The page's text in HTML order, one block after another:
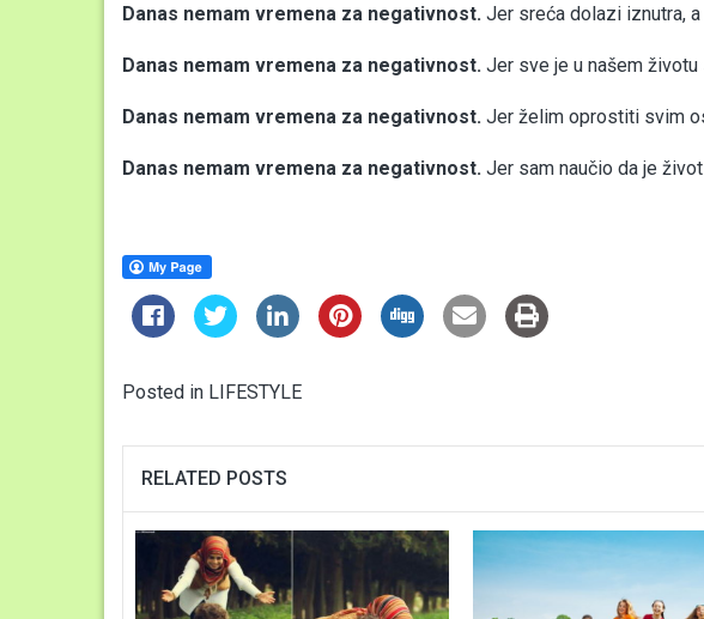
Danas nemam vremena za negativnost. Jer sreća dolazi iznutra,
Danas nemam vremena za negativnost. Jer sve je u našem
Danas nemam vremena za negativnost. Jer želim oprostiti svim
Danas nemam vremena za negativnost. Jer sam naučio da je
Posted in LIFESTYLE
RELATED POSTS